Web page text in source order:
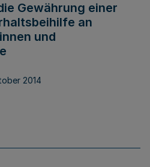
Gewährung einer
an
und
2014